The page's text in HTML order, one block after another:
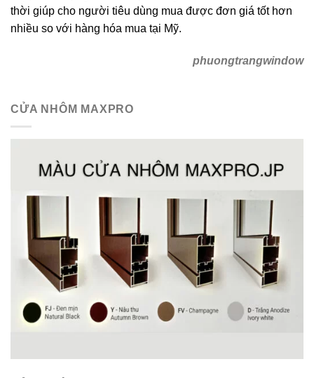
thời giúp cho người tiêu dùng mua được đơn giá tốt hơn
nhiều so với hàng hóa mua tại Mỹ.
phuongtrangwindow
CỬA NHÔM MAXPRO